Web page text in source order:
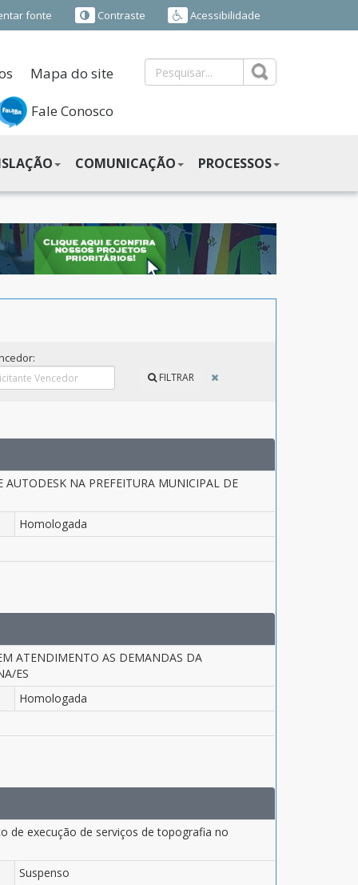
fonte Contraste Acessibilidade
Mapa do site
Fale Conosco
COMUNICAÇÃO PROCESSOS
FILTRAR
AUTODESK NA PREFEITURA MUNICIPAL DE
Homologada
ATENDIMENTO AS DEMANDAS DA
ES
Homologada
de execução de serviços de topografia no
Suspenso